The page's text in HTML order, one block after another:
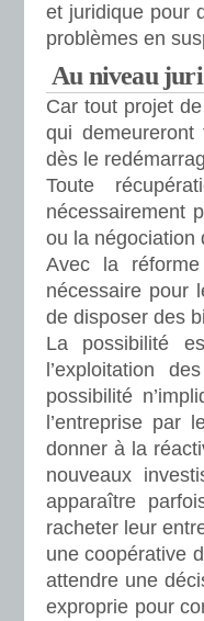
et juridique pour
problèmes en
Au niveau
Car tout projet
qui
dès le
Toute
nécessairement
ou la négociation
Avec la
nécessaire pour
de disposer des
La possibilité
l’exploitation
possibilité
l’entreprise par
donner à la
nouveaux
apparaître
racheter leur
une coopérative
attendre une
exproprie pour